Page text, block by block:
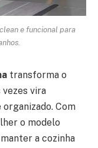
e funcional para
transforma o
vira
Com
o modelo
a cozinha